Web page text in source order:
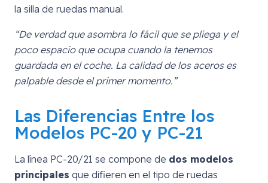
la silla de ruedas manual.
“De verdad que asombra lo fácil que se pliega y el
poco espacio que ocupa cuando la tenemos
guardada en el coche. La calidad de los aceros es
palpable desde el primer momento.”
Las Diferencias Entre los
Modelos PC-20 y PC-21
La línea PC-20/21 se compone de dos modelos
principales que difieren en el tipo de ruedas